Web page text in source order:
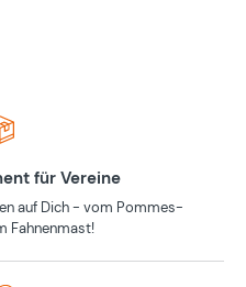
für Vereine
auf Dich - vom Pommes-
Fahnenmast!